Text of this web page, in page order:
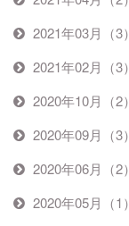
2021年03月（3）
2021年02月（3）
2020年10月（2）
2020年09月（3）
2020年06月（2）
2020年05月（1）